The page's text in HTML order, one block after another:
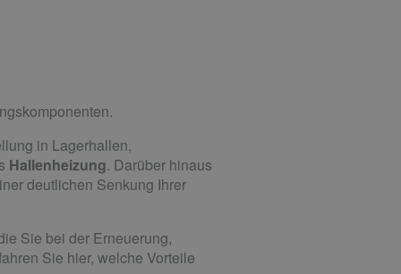
in Lagerhallen,
Hallenheizung. Darüber hinaus
deutlichen Senkung Ihrer
Sie bei der Erneuerung,
Sie hier, welche Vorteile